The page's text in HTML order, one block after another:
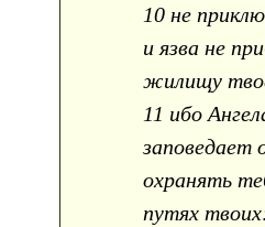
10 не
и язва не
жилищу
11 ибо
заповедает
охранять
путях